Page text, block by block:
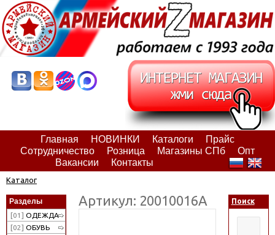
Главная НОВИНКИ Каталоги
Прайс
Сотрудничество
Розница Магазины СПб
Опт
Вакансии
Контакты
Каталог
Разделы
[01] ОДЕЖДА
[02] ОБУВЬ
Артикул: 20010016А Поиск